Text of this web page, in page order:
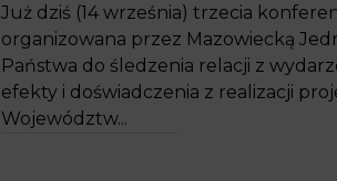
Już dziś (14 września) trzecia
organizowana przez Mazowiecką
Państwa do śledzenia relacji z
efekty i doświadczenia z realizacji
Województw...